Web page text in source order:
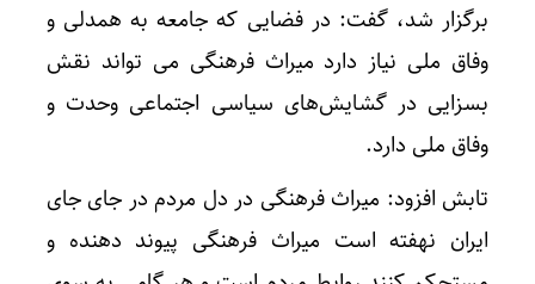
برگزار شد، گفت: در فضایی که جامعه به همدلی و
وفاق ملی نیاز دارد میراث فرهنگی می تواند نقش
بسزایی در گشایش‌های سیاسی اجتماعی وحدت و
وفاق ملی دارد.
تابش افزود: میراث فرهنگی در دل مردم در جای جای
ایران نهفته است میراث فرهنگی پیوند دهنده و